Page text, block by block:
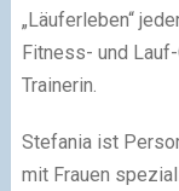
„Läuferleben“
Fitness- und
Trainerin.
Stefania ist
mit Frauen